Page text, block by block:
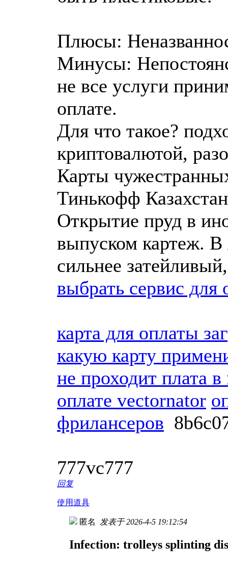
Плюсы:
Минусы:
не все услуги
оплате.
Для что такое?
криптовалютой,
Карты
Тинькофф
Открытие пруд в
выпуском картеж. В
сильнее
выбрать сервис для
карта для оплаты
какую карту
не проходит плата
оплате vectornator
фрилансеров
777vc777
回复
使用道具
匿名 发表于 2026-4-5 19:12:54
Infection: trolleys splinting